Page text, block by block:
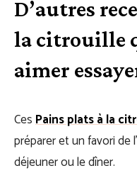
D’autres
la citrouille
aimer
CesPains plats à la
préparer et un favori de
déjeuner ou le dîner.